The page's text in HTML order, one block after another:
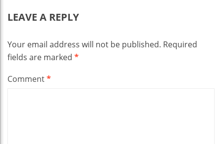
LEAVE A REPLY
Your email address will not be published. Required
fields are marked *
Comment*